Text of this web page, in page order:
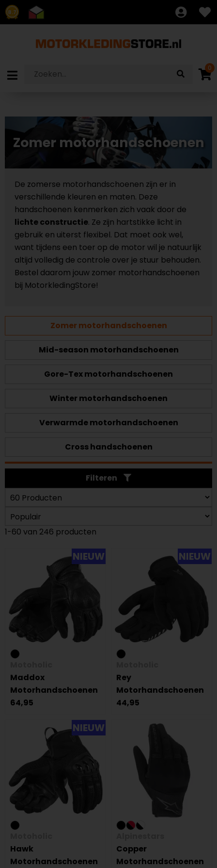
8.7
0
Zomer motorhandschoenen
De zomerse motorhandschoenen zijn er in
verschillende kleuren en maten. Deze
handschoenen kenmerken zich vaak door de
lichte constructie. Ze zijn hartstikke licht in
gebruik en uiterst flexibel. Dat moet ook wel,
want tijdens een toer op de motor wil je natuurlijk
altijd volledig de controle over je stuur behouden.
Bestel daarom jouw zomer motorhandschoenen
bij MotorkledingStore!
Zomer motorhandschoenen
Mid-season motorhandschoenen
Gore-Tex motorhandschoenen
Winter motorhandschoenen
Verwarmde motorhandschoenen
Cross handschoenen
Filteren
1-60 van 246 producten
NIEUW
Maddox
Motorhandschoenen
64,95
NIEUW
Rey
Motorhandschoenen
44,95
NIEUW
Hawk
Motorhandschoenen
Copper
Motorhandschoenen